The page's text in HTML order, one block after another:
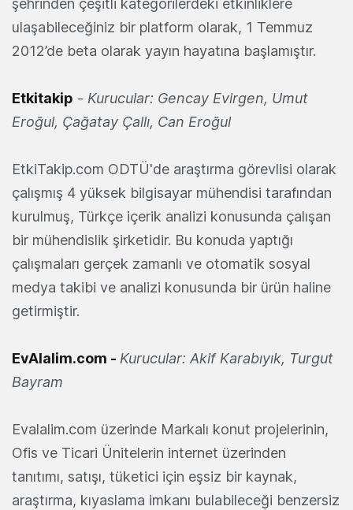
şehrinden çeşitli kategorilerdeki etkinliklere
ulaşabileceğiniz bir platform olarak, 1 Temmuz
2012’de beta olarak yayın hayatına başlamıştır.
Etkitakip - Kurucular: Gencay Evirgen, Umut
Eroğul, Çağatay Çallı, Can Eroğul
EtkiTakip.com ODTÜ'de araştırma görevlisi olarak
çalışmış 4 yüksek bilgisayar mühendisi tarafından
kurulmuş, Türkçe içerik analizi konusunda çalışan
bir mühendislik şirketidir. Bu konuda yaptığı
çalışmaları gerçek zamanlı ve otomatik sosyal
medya takibi ve analizi konusunda bir ürün haline
getirmiştir.
EvAlalim.com - Kurucular: Akif Karabıyık, Turgut
Bayram
Evalalim.com üzerinde Markalı konut projelerinin,
Ofis ve Ticari Ünitelerin internet üzerinden
tanıtımı, satışı, tüketici için eşsiz bir kaynak,
araştırma, kıyaslama imkanı bulabileceği benzersiz